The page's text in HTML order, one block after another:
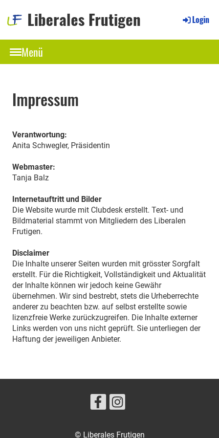
Liberales Frutigen Login
Menü
Impressum
Verantwortung:
Anita Schwegler, Präsidentin
Webmaster:
Tanja Balz
Internetauftritt und Bilder
Die Website wurde mit Clubdesk erstellt. Text- und
Bildmaterial stammt von Mitgliedern des Liberalen
Frutigen.
Disclaimer
Die Inhalte unserer Seiten wurden mit grösster Sorgfalt
erstellt. Für die Richtigkeit, Vollständigkeit und Aktualität
der Inhalte können wir jedoch keine Gewähr
übernehmen. Wir sind bestrebt, stets die Urheberrechte
anderer zu beachten bzw. auf selbst erstellte sowie
lizenzfreie Werke zurückzugreifen. Die Inhalte externer
Links werden von uns nicht geprüft. Sie unterliegen der
Haftung der jeweiligen Anbieter.
© Liberales Frutigen